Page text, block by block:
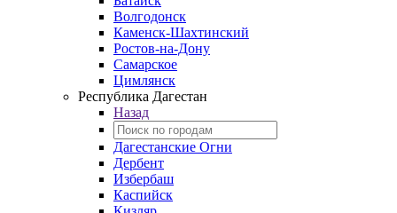
Волгодонск
Каменск-Шахтинский
Ростов-на-Дону
Самарское
Цимлянск
Республика Дагестан
Назад
Дагестанские Огни
Дербент
Избербаш
Каспийск